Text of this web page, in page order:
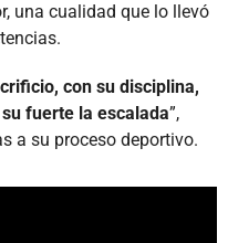
una cualidad que lo llevó
con su disciplina,
fuerte la escalada”,
a su proceso deportivo.